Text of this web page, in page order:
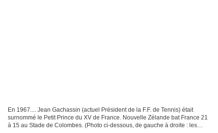
En 1967.... Jean Gachassin (actuel Président de la F.F. de Tennis) était
surnommé le Petit Prince du XV de France. Nouvelle Zélande bat France 21
à 15 au Stade de Colombes. (Photo ci-dessous, de gauche à droite : les